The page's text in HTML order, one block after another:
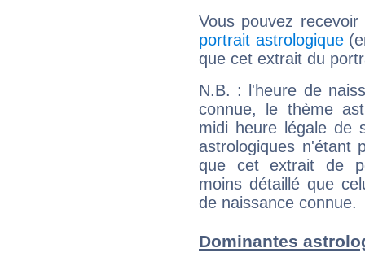
Vous pouvez
portrait astrologique
que cet extrait du
N.B. : l'heure de
connue, le thème
midi heure légale de
astrologiques n'étant
que cet extrait de
moins détaillé que
de naissance connue.
Dominantes